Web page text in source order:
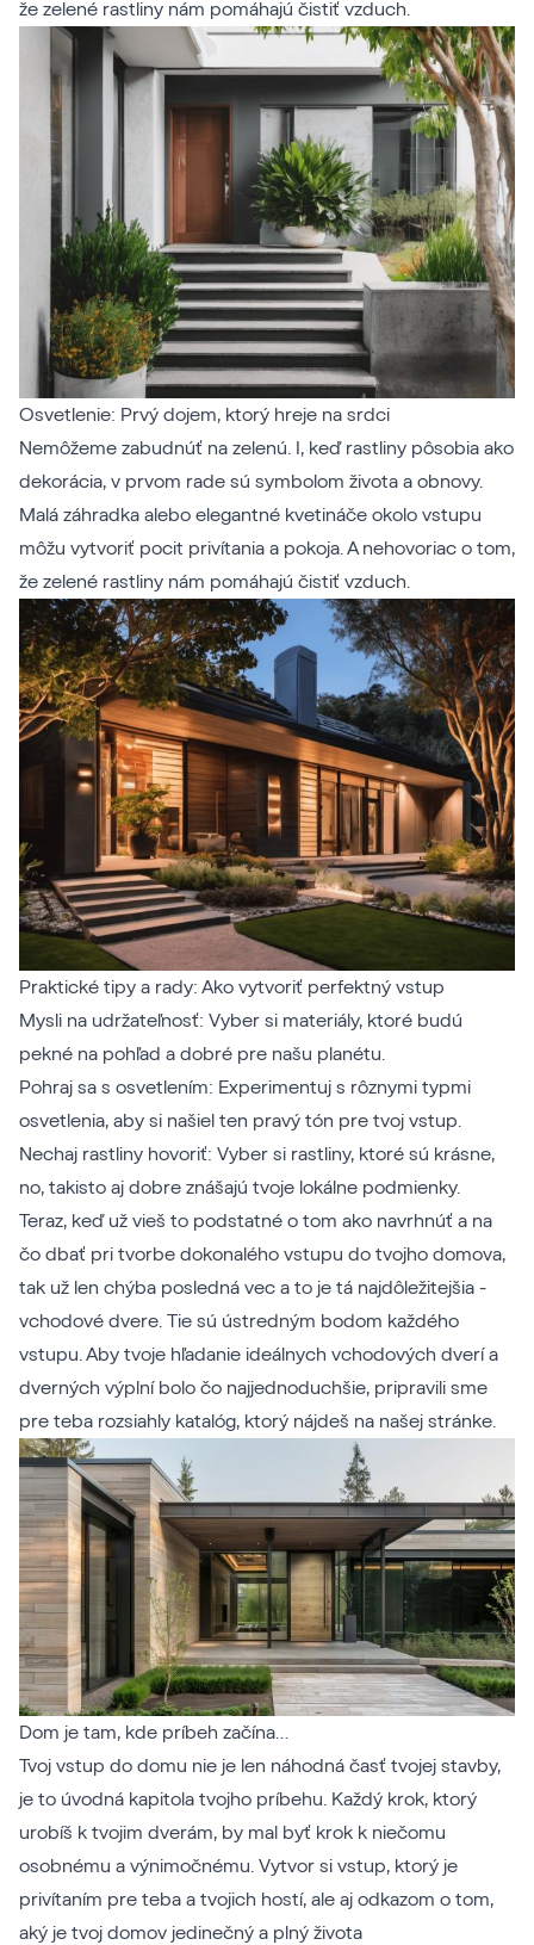
že zelené rastliny nám pomáhajú čistiť vzduch.
Osvetlenie: Prvý dojem, ktorý hreje na srdci
Nemôžeme zabudnúť na zelenú. I, keď rastliny pôsobia ako
dekorácia, v prvom rade sú symbolom života a obnovy.
Malá záhradka alebo elegantné kvetináče okolo vstupu
môžu vytvoriť pocit privítania a pokoja. A nehovoriac o tom,
že zelené rastliny nám pomáhajú čistiť vzduch.
Praktické tipy a rady: Ako vytvoriť perfektný vstup
Mysli na udržateľnosť: Vyber si materiály, ktoré budú
pekné na pohľad a dobré pre našu planétu.
Pohraj sa s osvetlením: Experimentuj s rôznymi typmi
osvetlenia, aby si našiel ten pravý tón pre tvoj vstup.
Nechaj rastliny hovoriť: Vyber si rastliny, ktoré sú krásne,
no, takisto aj dobre znášajú tvoje lokálne podmienky.
Teraz, keď už vieš to podstatné o tom ako navrhnúť a na
čo dbať pri tvorbe dokonalého vstupu do tvojho domova,
tak už len chýba posledná vec a to je tá najdôležitejšia -
vchodové dvere. Tie sú ústredným bodom každého
vstupu. Aby tvoje hľadanie ideálnych vchodových dverí a
dverných výplní bolo čo najjednoduchšie, pripravili sme
pre teba rozsiahly katalóg, ktorý nájdeš na našej stránke.
Dom je tam, kde príbeh začína…
Tvoj vstup do domu nie je len náhodná časť tvojej stavby,
je to úvodná kapitola tvojho príbehu. Každý krok, ktorý
urobíš k tvojim dverám, by mal byť krok k niečomu
osobnému a výnimočnému. Vytvor si vstup, ktorý je
privítaním pre teba a tvojich hostí, ale aj odkazom o tom,
aký je tvoj domov jedinečný a plný života